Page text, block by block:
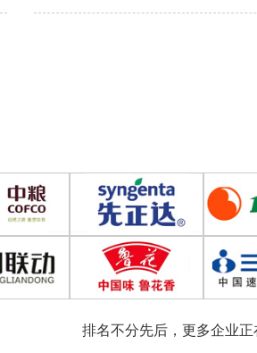
排名不分先后，更多企业